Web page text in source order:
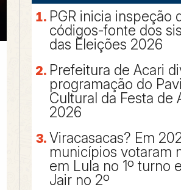
PGR inicia inspeção
códigos-fonte dos
das Eleições 2026
Prefeitura de Acari
programação do
Cultural da Festa de
2026
Viracasacas? Em
municípios votaram
em Lula no 1º turno
Jair no 2º